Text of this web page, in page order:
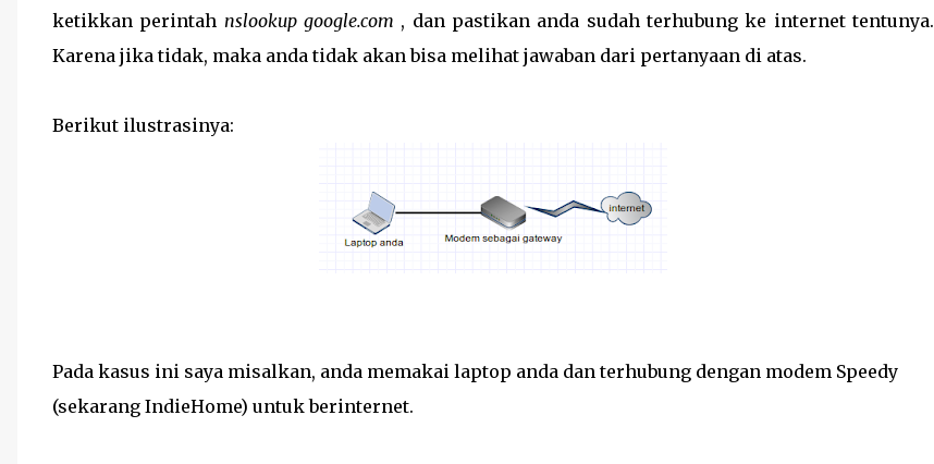
ketikkan perintah nslookup google.com , dan pastikan anda sudah terhubung ke internet tentunya.
Karena jika tidak, maka anda tidak akan bisa melihat jawaban dari pertanyaan di atas.
Berikut ilustrasinya:
Pada kasus ini saya misalkan, anda memakai laptop anda dan terhubung dengan modem Speedy
(sekarang IndieHome) untuk berinternet.